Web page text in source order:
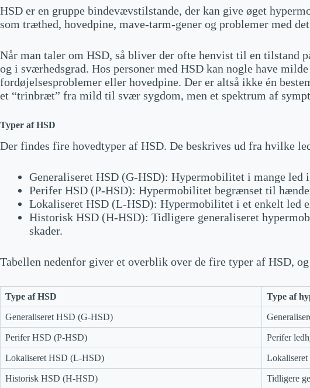
HSD er en gruppe bindevævstilstande, der kan give øget
som træthed, hovedpine, mave-tarm-gener og problemer med
Når man taler om HSD, så bliver der ofte henvist til en tilstand
og i sværhedsgrad. Hos personer med HSD kan nogle have
fordøjelsesproblemer eller hovedpine. Der er altså ikke én
et “trinbræt” fra mild til svær sygdom, men et spektrum af
Typer af HSD
Der findes fire hovedtyper af HSD. De beskrives ud fra hvilke
Generaliseret HSD (G-HSD): Hypermobilitet i mange led
Perifer HSD (P-HSD): Hypermobilitet begrænset til
Lokaliseret HSD (L-HSD): Hypermobilitet i et enkelt led
Historisk HSD (H-HSD): Tidligere generaliseret
skader.
Tabellen nedenfor giver et overblik over de fire typer af HSD,
Type af HSD Type af
Generaliseret HSD (G-HSD)
Perifer HSD (P-HSD) Perifer
Lokaliseret HSD (L-HSD)
Historisk HSD (H-HSD) Tidligere